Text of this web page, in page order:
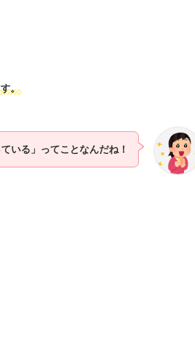
。
いる」ってことなんだね！